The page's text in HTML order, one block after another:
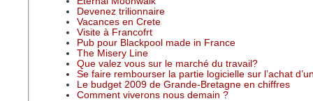
Devenez trilionnaire
Vacances en Crete
Visite à Francofrt
Pub pour Blackpool made in France
The Misery Line
Que valez vous sur le marché du travail?
Se faire rembourser la partie logicielle sur l’achat
Le budget 2009 de Grande-Bretagne en chiffres
Comment viverons nous demain ?